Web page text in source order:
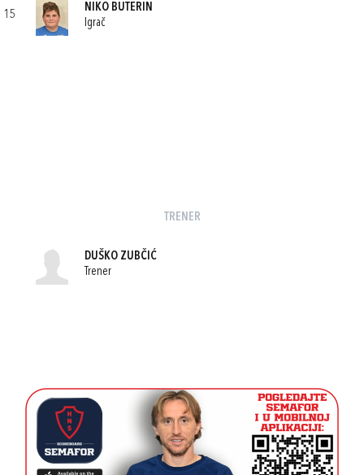
15
NIKO BUTERIN
Igrač
TRENER
DUŠKO ZUBČIĆ
Trener